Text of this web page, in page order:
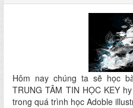
Hôm nay chúng ta sẽ học
TRUNG TÂM TIN HỌC KEY
trong quá trình học Adoble